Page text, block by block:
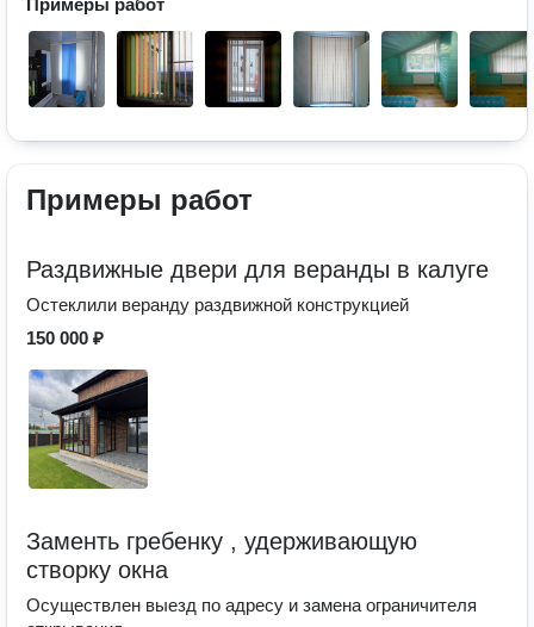
Примеры работ
Примеры работ
Раздвижные двери для веранды в калуге
Остеклили веранду раздвижной конструкцией
150 000 ₽
Заменть гребенку , удерживающую
створку окна
Осуществлен выезд по адресу и замена ограничителя